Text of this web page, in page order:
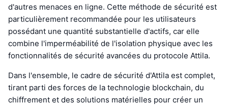
d'autres menaces en ligne. Cette méthode de sécurité est
particulièrement recommandée pour les utilisateurs
possédant une quantité substantielle d'actifs, car elle
combine l'imperméabilité de l'isolation physique avec les
fonctionnalités de sécurité avancées du protocole Attila.
Dans l'ensemble, le cadre de sécurité d'Attila est complet,
tirant parti des forces de la technologie blockchain, du
chiffrement et des solutions matérielles pour créer un